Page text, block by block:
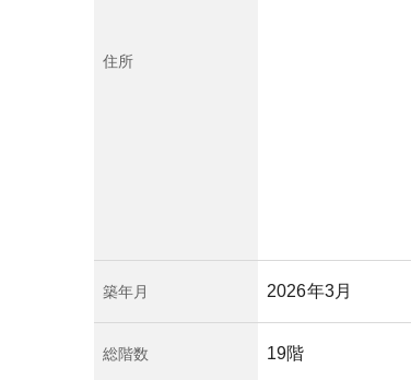
住所
築年月 2026年3月
総階数 19階